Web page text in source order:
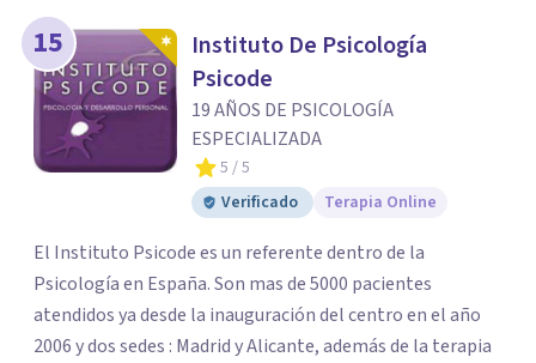
15
Instituto De Psicología
Psicode
19 AÑOS DE PSICOLOGÍA
ESPECIALIZADA
5 / 5
Verificado
Terapia Online
El Instituto Psicode es un referente dentro de la
Psicología en España. Son mas de 5000 pacientes
atendidos ya desde la inauguración del centro en el año
2006 y dos sedes : Madrid y Alicante, además de la terapia